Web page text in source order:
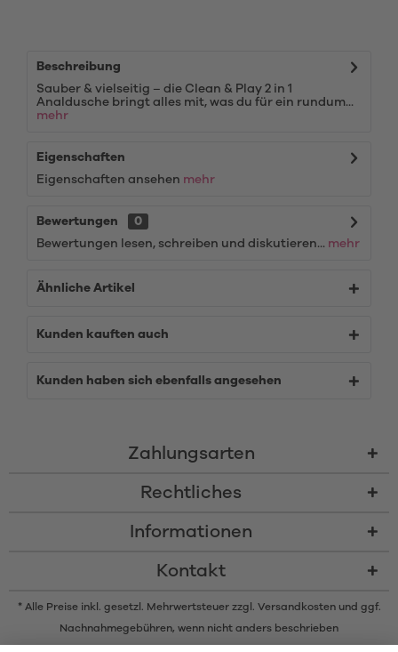
Beschreibung
Sauber & vielseitig – die Clean & Play 2 in 1
Analdusche bringt alles mit, was du für ein rundum...
mehr
Eigenschaften
Eigenschaften ansehen mehr
Bewertungen
0
Bewertungen lesen, schreiben und diskutieren... mehr
Ähnliche Artikel
Kunden kauften auch
Kunden haben sich ebenfalls angesehen
Zahlungsarten
Rechtliches
Informationen
Kontakt
* Alle Preise inkl. gesetzl. Mehrwertsteuer zzgl. Versandkostenund ggf.
Nachnahmegebühren, wenn nicht anders beschrieben